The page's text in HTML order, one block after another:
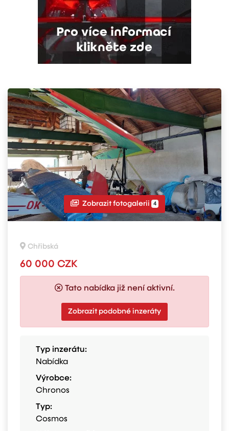
Zobrazit fotogalerii 4
Chřibská
60 000 CZK
Tato nabídka již není aktivní.
Zobrazit podobné inzeráty
Typ inzerátu:
Nabídka
Výrobce:
Chronos
Typ:
Cosmos